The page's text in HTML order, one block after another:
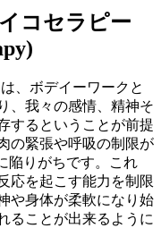
コセラピー
、ボデイーワークと
、我々の感情、精神そ
するということが前提
の緊張や呼吸の制限が
陥りがちです。これ
応を起こす能力を制限
や身体が柔軟になり始
ることが出来るように